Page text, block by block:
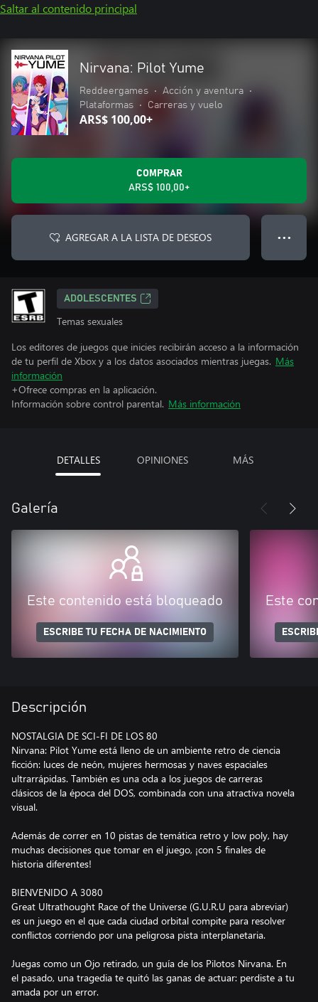
Saltar al contenido principal
Nirvana: Pilot Yume
Reddeergames • Acción y aventura
•
Plataformas
• Carreras y vuelo
ARS$ 100,00+
COMPRAR
ARS$ 100,00+
AGREGAR A LA LISTA DE DESEOS ● ● ●
ADOLESCENTES
Temas sexuales
Los editores de juegos que inicies recibirán acceso a la información
de tu perfil de Xbox y a los datos asociados mientras juegas. Más
información
+Ofrece compras en la aplicación.
Información sobre control parental. Más información
DETALLES OPINIONES MÁS
Galería
Este contenido está bloqueado
ESCRIBE TU FECHA DE NACIMIENTO
Este
Descripción
NOSTALGIA DE SCI-FI DE LOS 80
Nirvana: Pilot Yume está lleno de un ambiente retro de ciencia
ficción: luces de neón, mujeres hermosas y naves espaciales
ultrarrápidas. También es una oda a los juegos de carreras
clásicos de la época del DOS, combinada con una atractiva novela
visual.
Además de correr en 10 pistas de temática retro y low poly, hay
muchas decisiones que tomar en el juego, ¡con 5 finales de
historia diferentes!
BIENVENIDO A 3080
Great Ultrathought Race of the Universe (G.U.R.U para abreviar)
es un juego en el que cada ciudad orbital compite para resolver
conflictos corriendo por una peligrosa pista interplanetaria.
Juegas como un Ojo retirado, un guía de los Pilotos Nirvana. En
el pasado, una tragedia te quitó las ganas de actuar: perdiste a tu
amada por un error.